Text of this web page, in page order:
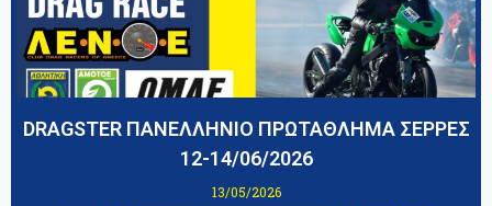
DRAGSTER ΠΑΝΕΛΛΗΝΙΟ ΠΡΩΤΑΘΛΗΜΑ ΣΕΡΡΕΣ
12-14/06/2026
13/05/2026